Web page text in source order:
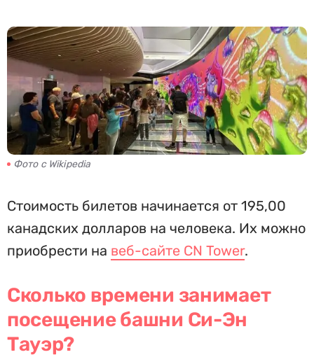
Фото с Wikipedia
Стоимость билетов начинается от 195,00
канадских долларов на человека. Их можно
приобрести на веб-сайте CN Tower.
Сколько времени занимает
посещение башни Си-Эн
Тауэр?